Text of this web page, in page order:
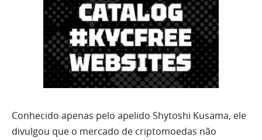
Conhecido apenas pelo apelido Shytoshi Kusama, ele
divulgou que o mercado de criptomoedas não